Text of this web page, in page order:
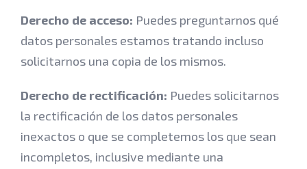
Derecho de acceso: Puedes preguntarnos qué
datos personales estamos tratando incluso
solicitarnos una copia de los mismos.
Derecho de rectificación: Puedes solicitarnos
la rectificación de los datos personales
inexactos o que se completemos los que sean
incompletos, inclusive mediante una